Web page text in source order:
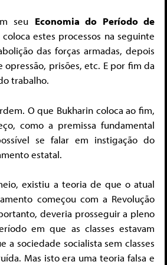
seu Economia do Período de
coloca estes processos na seguinte
das forças armadas, depois
prisões, etc. E por fim da
trabalho.
O que Bukharin coloca ao fim,
como a premissa fundamental
se falar em instigação do
estatal.
existiu a teoria de que o atual
começou com a Revolução
deveria prosseguir a pleno
em que as classes estavam
a sociedade socialista sem classes
Mas isto era uma teoria falsa e